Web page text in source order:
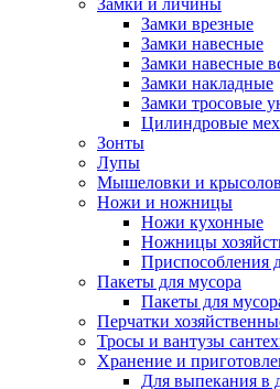
Замки и личины
Замки врезные
Замки навесные
Замки навесные
Замки накладные
Замки тросовые
Цилиндровые
Зонты
Лупы
Мышеловки и
Ножи и ножницы
Ножи кухонные
Ножницы
Приспособления
Пакеты для мусора
Пакеты для
Перчатки
Тросы и вантузы
Хранение и
Для выпекания в